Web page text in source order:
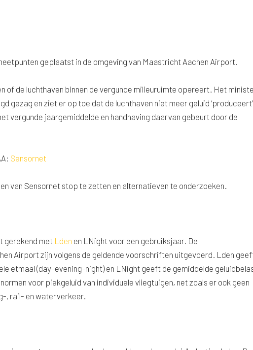
geplaatst in de omgeving van Maastricht Aachen Airport.
of de luchthaven binnen de vergunde milieuruimte opereert. Het
gezag en ziet er op toe dat de luchthaven niet meer geluid
vergunde jaargemiddelde en handhaving daarvan gebeurt door de
Sensornet
van Sensornet stop te zetten en alternatieven te onderzoeken.
gerekend met Lden en LNight voor een gebruiksjaar. De
Airport zijn volgens de geldende voorschriften uitgevoerd. Lden
etmaal (day-evening-night) en LNight geeft de gemiddelde
voor piekgeluid van individuele vliegtuigen, net zoals er ook geen
, rail- en waterverkeer.